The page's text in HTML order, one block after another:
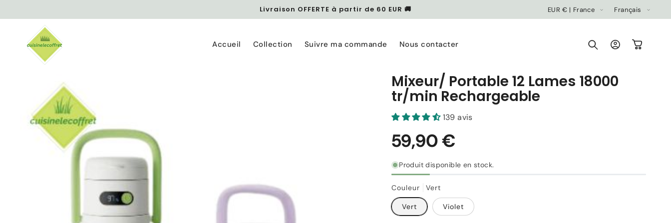
contenu
Livraison OFFERTE à partir de 60 EUR 🚚
P
a
r
EUR € | France
a
n
g
e
Français
Accueil Collection Suivre ma commande Nous contacter Connexion Panier
informations
produits
Mixeur/ Portable 12 Lames 18000
tr/min Rechargeable
139 avis
Prix
59,90 €
Produit disponible en stock.
Couleur Vert
Vert Violet